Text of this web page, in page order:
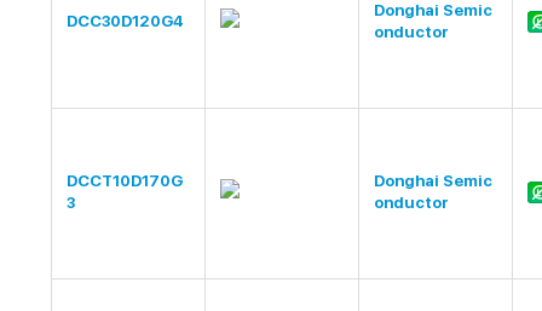
DCC30D120G4
Donghai Semic
onductor
DCCT10D170G
3
Donghai Semic
onductor